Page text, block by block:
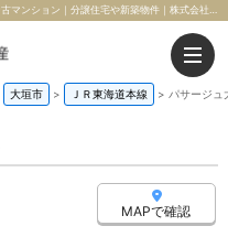
大垣市 > ＪＲ東海道本線 > パサージュ
MAPで確認